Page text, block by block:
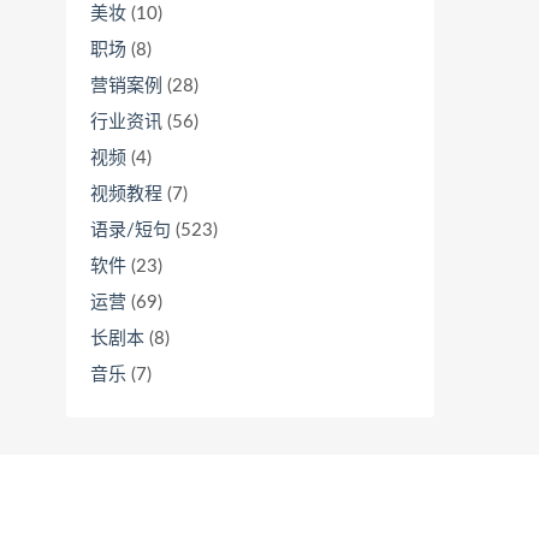
美妆 (10)
职场 (8)
营销案例 (28)
行业资讯 (56)
视频 (4)
视频教程 (7)
语录/短句 (523)
软件 (23)
运营 (69)
长剧本 (8)
音乐 (7)